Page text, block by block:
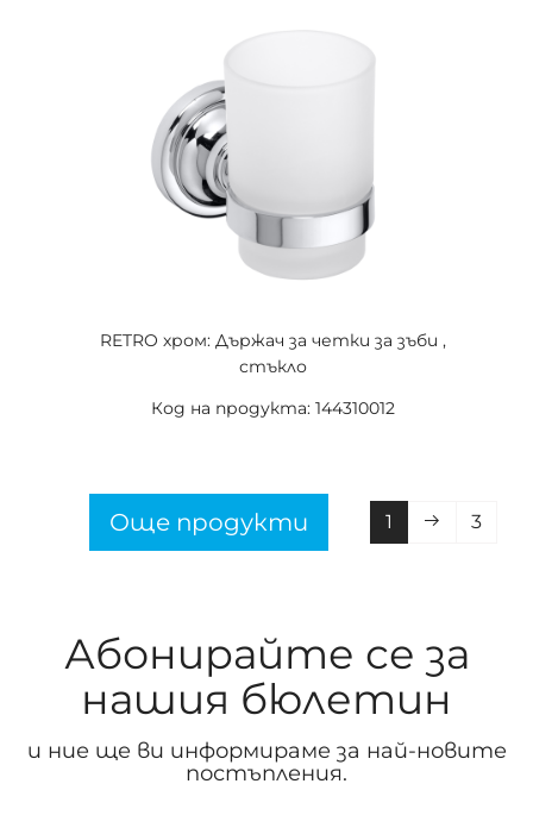
RETRO хром: Държач за четки за зъби ,
стъкло
Код на продукта: 144310012
Още продукти 1 3
Абонирайте се за
нашия бюлетин
и ние ще ви информираме за най-новите
постъпления.